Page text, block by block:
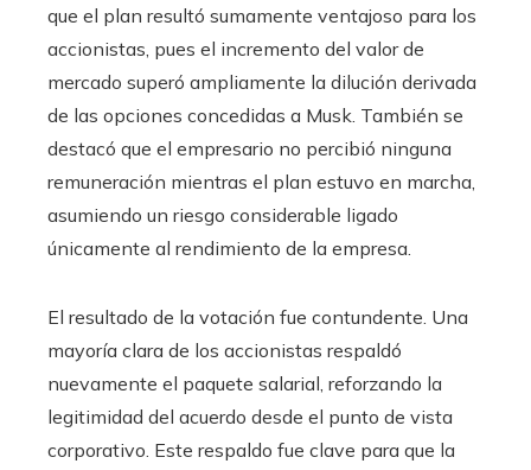
que el plan resultó sumamente ventajoso para los
accionistas, pues el incremento del valor de
mercado superó ampliamente la dilución derivada
de las opciones concedidas a Musk. También se
destacó que el empresario no percibió ninguna
remuneración mientras el plan estuvo en marcha,
asumiendo un riesgo considerable ligado
únicamente al rendimiento de la empresa.
El resultado de la votación fue contundente. Una
mayoría clara de los accionistas respaldó
nuevamente el paquete salarial, reforzando la
legitimidad del acuerdo desde el punto de vista
corporativo. Este respaldo fue clave para que la